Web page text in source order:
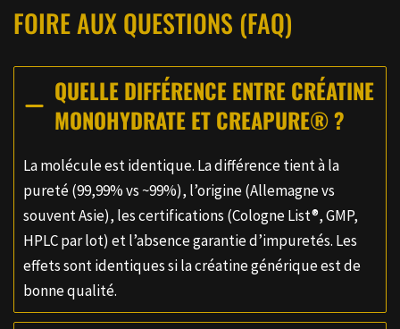
FOIRE AUX QUESTIONS (FAQ)
QUELLE DIFFÉRENCE ENTRE CRÉATINE
MONOHYDRATE ET CREAPURE® ?
La molécule est identique. La différence tient à la
pureté (99,99% vs ~99%), l’origine (Allemagne vs
souvent Asie), les certifications (Cologne List®, GMP,
HPLC par lot) et l’absence garantie d’impuretés. Les
effets sont identiques si la créatine générique est de
bonne qualité.